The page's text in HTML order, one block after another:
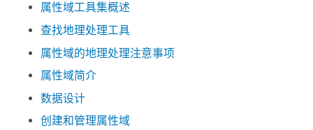
属性域工具集概述
查找地理处理工具
属性域的地理处理注意事项
属性域简介
数据设计
创建和管理属性域